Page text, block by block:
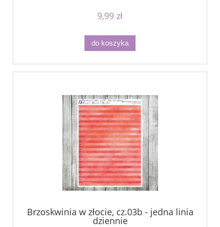
9,99 zł
do koszyka
Brzoskwinia w złocie, cz.03b - jedna linia
dziennie